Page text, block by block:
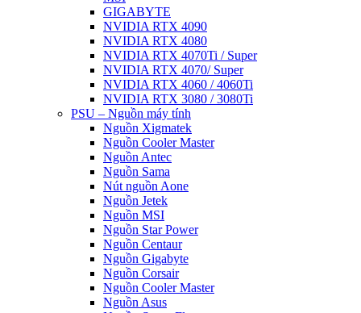
GIGABYTE
NVIDIA RTX 4090
NVIDIA RTX 4080
NVIDIA RTX 4070Ti / Super
NVIDIA RTX 4070/ Super
NVIDIA RTX 4060 / 4060Ti
NVIDIA RTX 3080 / 3080Ti
PSU – Nguồn máy tính
Nguồn Xigmatek
Nguồn Cooler Master
Nguồn Antec
Nguồn Sama
Nút nguồn Aone
Nguồn Jetek
Nguồn MSI
Nguồn Star Power
Nguồn Centaur
Nguồn Gigabyte
Nguồn Corsair
Nguồn Cooler Master
Nguồn Asus